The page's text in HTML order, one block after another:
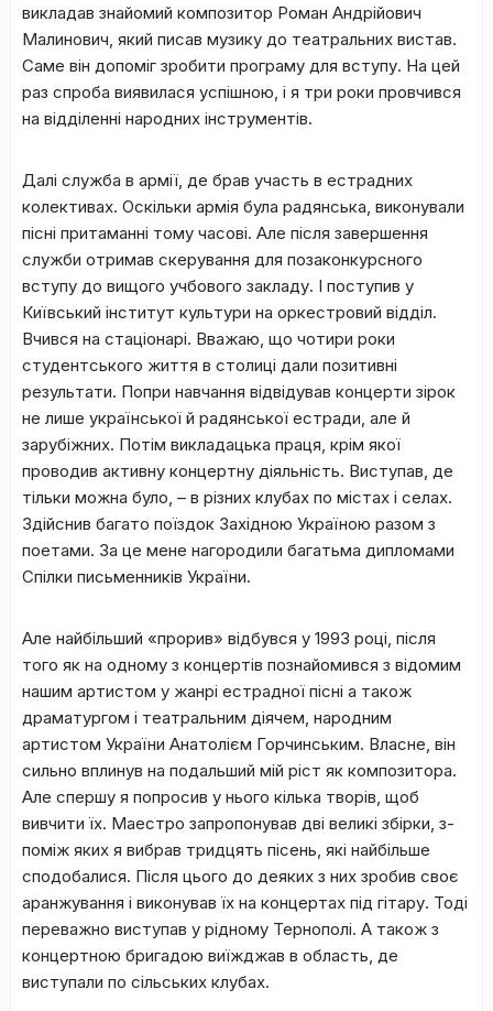
викладав знайомий композитор Роман Андрійович
Малинович, який писав музику до театральних вистав.
Саме він допоміг зробити програму для вступу. На цей
раз спроба виявилася успішною, і я три роки провчився
на відділенні народних інструментів.
Далі служба в армії, де брав участь в естрадних
колективах. Оскільки армія була радянська, виконували
пісні притаманні тому часові. Але після завершення
служби отримав скерування для позаконкурсного
вступу до вищого учбового закладу. І поступив у
Київський інститут культури на оркестровий відділ.
Вчився на стаціонарі. Вважаю, що чотири роки
студентського життя в столиці дали позитивні
результати. Попри навчання відвідував концерти зірок
не лише української й радянської естради, але й
зарубіжних. Потім викладацька праця, крім якої
проводив активну концертну діяльність. Виступав, де
тільки можна було, – в різних клубах по містах і селах.
Здійснив багато поїздок Західною Україною разом з
поетами. За це мене нагородили багатьма дипломами
Спілки письменників України.
Але найбільший «прорив» відбувся у 1993 році, після
того як на одному з концертів познайомився з відомим
нашим артистом у жанрі естрадної пісні а також
драматургом і театральним діячем, народним
артистом України Анатолієм Горчинським. Власне, він
сильно вплинув на подальший мій ріст як композитора.
Але спершу я попросив у нього кілька творів, щоб
вивчити їх. Маестро запропонував дві великі збірки, з-
поміж яких я вибрав тридцять пісень, які найбільше
сподобалися. Після цього до деяких з них зробив своє
аранжування і виконував їх на концертах під гітару. Тоді
переважно виступав у рідному Тернополі. А також з
концертною бригадою виїжджав в область, де
виступали по сільських клубах.